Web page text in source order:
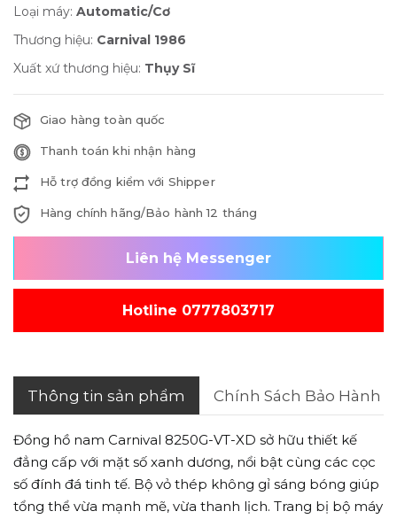
Loại máy: Automatic/Cơ
Thương hiệu: Carnival 1986
Xuất xứ thương hiệu: Thụy Sĩ
Giao hàng toàn quốc
Thanh toán khi nhận hàng
Hỗ trợ đồng kiểm với Shipper
Hàng chính hãng/Bảo hành 12 tháng
Liên hệ Messenger
Hotline 0777803717
Thông tin sản phẩm Chính Sách Bảo Hành
Đồng hồ nam Carnival 8250G-VT-XD sở hữu thiết kế
đẳng cấp với mặt số xanh dương, nổi bật cùng các cọc
số đính đá tinh tế. Bộ vỏ thép không gỉ sáng bóng giúp
tổng thể vừa mạnh mẽ, vừa thanh lịch. Trang bị bộ máy